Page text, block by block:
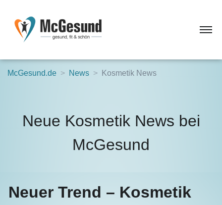
McGesund.de News Kosmetik News
Neue Kosmetik News bei
McGesund
Neuer Trend – Kosmetik